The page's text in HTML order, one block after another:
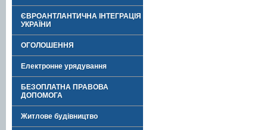
ЄВРОАНТЛАНТИЧНА ІНТЕГРАЦІЯ
УКРАЇНИ
ОГОЛОШЕННЯ
Електронне урядування
БЕЗОПЛАТНА ПРАВОВА
ДОПОМОГА
Житлове будівництво